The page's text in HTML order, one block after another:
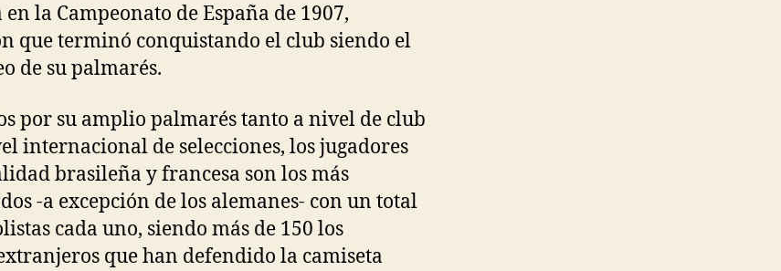
en la Campeonato de España de 1907,
que terminó conquistando el club siendo el
de su palmarés.
por su amplio palmarés tanto a nivel de club
internacional de selecciones, los jugadores
brasileña y francesa son los más
-a excepción de los alemanes- con un total
cada uno, siendo más de 150 los
que han defendido la camiseta